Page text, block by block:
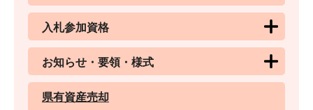
入札参加資格
お知らせ・要領・様式
県有資産売却